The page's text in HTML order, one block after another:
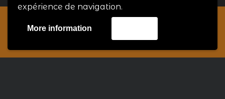
expérience de navigation.
More information